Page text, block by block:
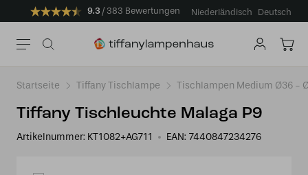
9.3 383 Bewertungen Niederländisch Deutsch
Startseite Tiffany Tischlampe Tischlampen Medium Ø36 -
Tiffany Tischleuchte Malaga P9
Artikelnummer: KT1082+AG711 EAN: 7440847234276